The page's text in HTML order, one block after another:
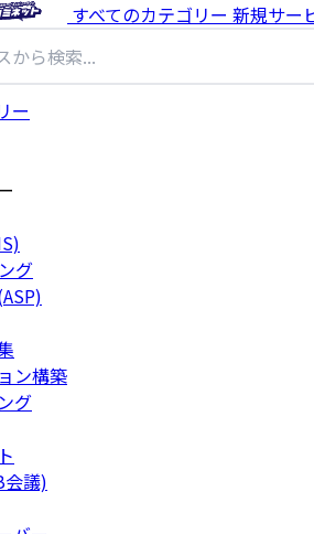
すべてのカテゴリー 新規サー
ー
グ
ン構築
グ
会議)